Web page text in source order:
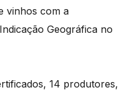
vinhos com a
Geográfica no
14 produtores,